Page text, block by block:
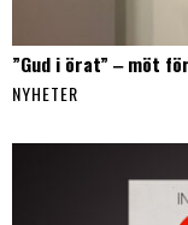
”Gud i örat” ‒ möt
NYHETER